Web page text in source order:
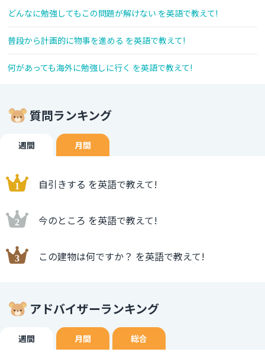
どんなに勉強してもこの問題が解けない を英語で教えて!
普段から計画的に物事を進める を英語で教えて!
何があっても海外に勉強しに行く を英語で教えて!
質問ランキング
週間 月間
自引きする を英語で教えて!
今のところ を英語で教えて!
この建物は何ですか？ を英語で教えて!
アドバイザーランキング
週間 月間 総合